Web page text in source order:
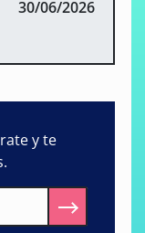
30/06/2026
y te